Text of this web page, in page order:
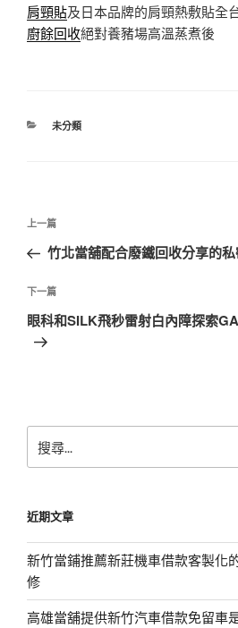
肩頸貼及日本品牌的肩頸熱敷貼全
廚餘回收絕對養豬場高溫蒸煮後
分
未分類
文
導
覽
上
一
文
章
上一篇
竹北當舖配合廢鐵回收分享的
下
一
篇
下一篇
眼科和SILK飛秒雷射白內障探索
尋
字:
近期文章
新竹當鋪推薦新莊機車借款客製化
修
高雄當舖提供新竹汽車借款免留車